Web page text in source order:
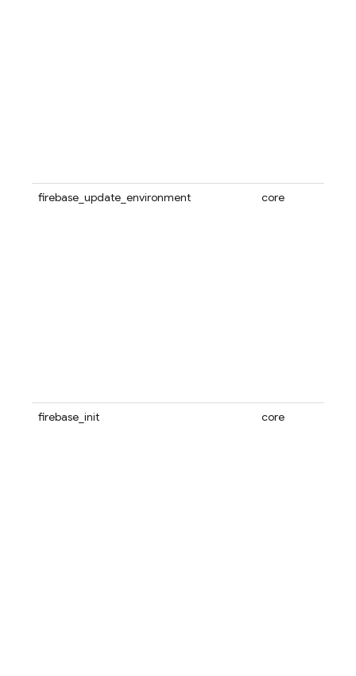
firebase_update_environment core
firebase_init core